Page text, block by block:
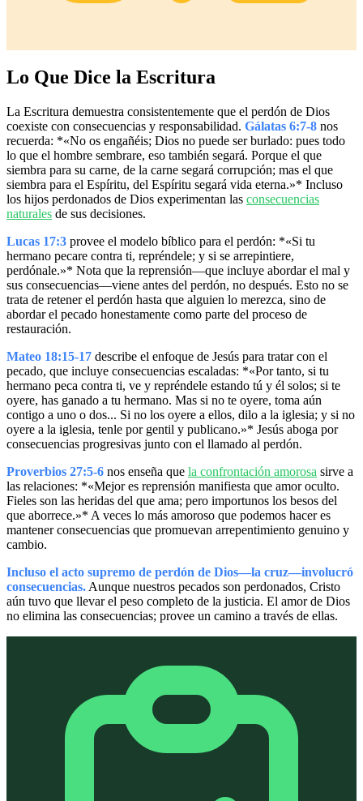
Lo Que Dice la Escritura
La Escritura demuestra consistentemente que el perdón de Dios
coexiste con consecuencias y responsabilidad. Gálatas 6:7-8 nos
recuerda: *«No os engañéis; Dios no puede ser burlado: pues todo
lo que el hombre sembrare, eso también segará. Porque el que
siembra para su carne, de la carne segará corrupción; mas el que
siembra para el Espíritu, del Espíritu segará vida eterna.»* Incluso
los hijos perdonados de Dios experimentan las consecuencias
naturales de sus decisiones.
Lucas 17:3 provee el modelo bíblico para el perdón: *«Si tu
hermano pecare contra ti, repréndele; y si se arrepintiere,
perdónale.»* Nota que la reprensión—que incluye abordar el mal y
sus consecuencias—viene antes del perdón, no después. Esto no se
trata de retener el perdón hasta que alguien lo merezca, sino de
abordar el pecado honestamente como parte del proceso de
restauración.
Mateo 18:15-17 describe el enfoque de Jesús para tratar con el
pecado, que incluye consecuencias escaladas: *«Por tanto, si tu
hermano peca contra ti, ve y repréndele estando tú y él solos; si te
oyere, has ganado a tu hermano. Mas si no te oyere, toma aún
contigo a uno o dos... Si no los oyere a ellos, dilo a la iglesia; y si no
oyere a la iglesia, tenle por gentil y publicano.»* Jesús aboga por
consecuencias progresivas junto con el llamado al perdón.
Proverbios 27:5-6 nos enseña que la confrontación amorosa sirve a
las relaciones: *«Mejor es reprensión manifiesta que amor oculto.
Fieles son las heridas del que ama; pero importunos los besos del
que aborrece.»* A veces lo más amoroso que podemos hacer es
mantener consecuencias que promuevan arrepentimiento genuino y
cambio.
Incluso el acto supremo de perdón de Dios—la cruz—involucró
consecuencias. Aunque nuestros pecados son perdonados, Cristo
aún tuvo que llevar el peso completo de la justicia. El amor de Dios
no elimina las consecuencias; provee un camino a través de ellas.